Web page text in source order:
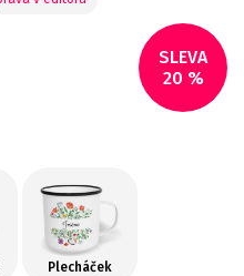
SLEVA
20 %
Plecháček